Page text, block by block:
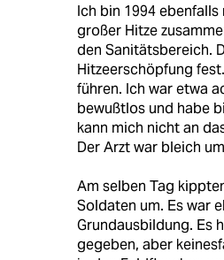
Ich bin 1994
großer Hitze
den Sanitätsbereich.
Hitzeerschöpfung
führen. Ich war etwa
bewußtlos und habe
kann mich nicht an
Der Arzt war bleich
Am selben Tag
Soldaten um. Es war
Grundausbildung. Es
gegeben, aber